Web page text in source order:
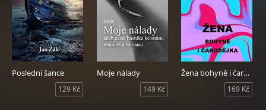
Poslední šance
129 Kč
Moje nálady
149 Kč
Žena bohyně i čarodějka
169 Kč